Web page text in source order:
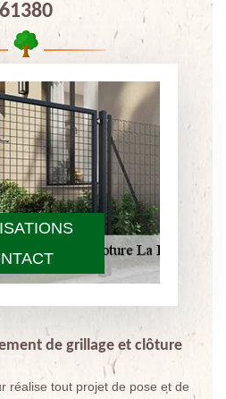
61380
de grillage et clôture
réalise tout projet de pose et de